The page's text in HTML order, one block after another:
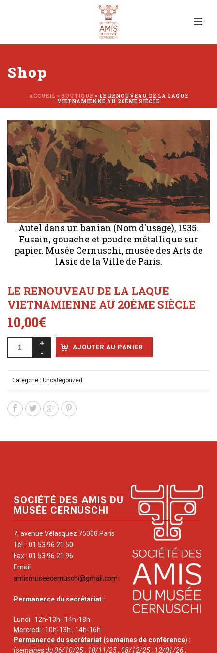
Shop
ACCUEIL » BOUTIQUE » LE RENOUVEAU DE LA LAQUE
VIETNAMIENNE AU 20ÈME SIÈCLE
Autel dans un banian (Nom d'usage), 1935.
Fusain, gouache et poudre métallique sur
papier. Musée Cernuschi, musée des Arts de
lAsie de la Ville de Paris.
LE RENOUVEAU DE LA LAQUE
VIETNAMIENNE AU 20ÈME SIÈCLE
10,00€
AJOUTER AU PANIER
Catégorie : Uncategorized
SOCIÉTÉ DES AMIS DU
MUSÉE CERNUSCHI
7, avenue Vélasquez 75008 Paris
Tél. : 01 53 96 21 50
Fax : 01 53 96 21 96
Email:
amismuseecernuschi@gmail.com
Permanence du secrétariat :
Lundi : 12h-13h ; 14h-18h
Mercredi : 10h-13h ; 14h-16h
Permanence du secrétariat (semaines de conférence) :
(semaines du 06/10/25 ; 10/11/25 ; 08/12/25 ; 12/01/26 ;